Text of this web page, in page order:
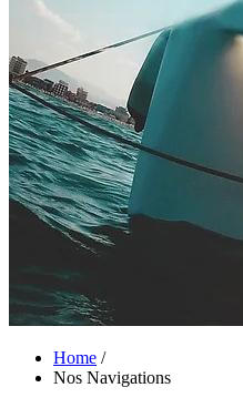
Home /
Nos Navigations